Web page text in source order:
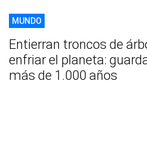
MUNDO
Entierran troncos de
enfriar el planeta:
más de 1.000 años